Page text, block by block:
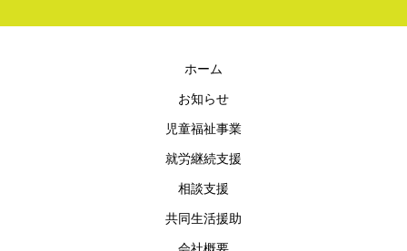
ホーム
お知らせ
児童福祉事業
就労継続支援
相談支援
共同生活援助